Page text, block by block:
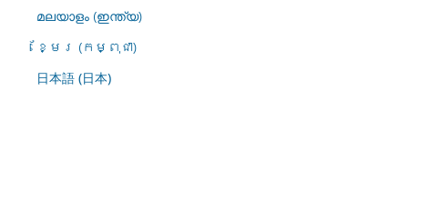
മലയാളം (ഇന്ത്യ)
ខ្មែរ (កម្ពុជា)
日本語 (日本)